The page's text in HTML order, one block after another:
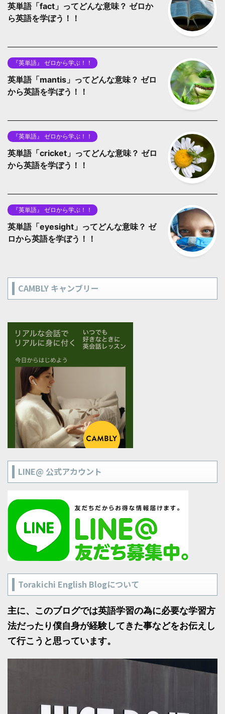
英単語「fact」ってどんな意味？ ゼロか
ら英語を学ぼう！！
『英単語』 ゼロから学ぶ！！
英単語「mantis」ってどんな意味？ ゼロ
から英語を学ぼう！！
『英単語』 ゼロから学ぶ！！
英単語「cricket」ってどんな意味？ ゼロ
から英語を学ぼう！！
『英単語』 ゼロから学ぶ！！
英単語「eyesight」ってどんな意味？ ゼ
ロから英語を学ぼう！！
CAMBLY キャンブリー
LINE@ 公式アカウント
Torakichi English Blogについて
主に、このブログでは英語学習の為に必要な学習方
法だったり僕自身が経験してきた事などをお伝えし
て行こうと思っています。